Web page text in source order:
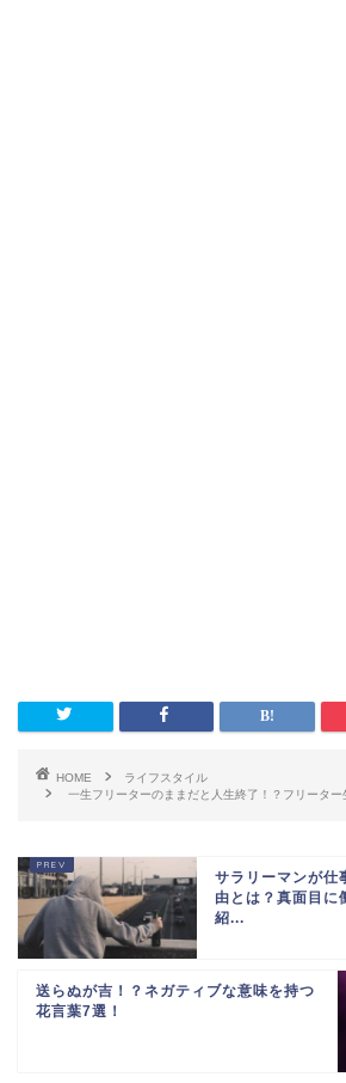
HOME
ライフスタイル
一生フリーターのままだと人生終了！？フリータ
サラリーマンが仕
由とは？真面目に
紹...
送らぬが吉！？ネガティブな意味を持つ
花言葉7選！